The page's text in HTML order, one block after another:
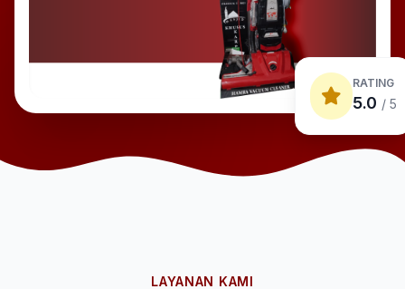
RATING
5.0 / 5
LAYANAN KAMI